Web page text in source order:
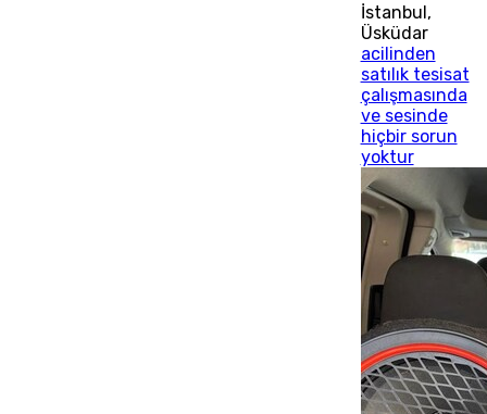
İstanbul,
Üsküdar
acilinden
satılık tesisat
çalışmasında
ve sesinde
hiçbir sorun
yoktur